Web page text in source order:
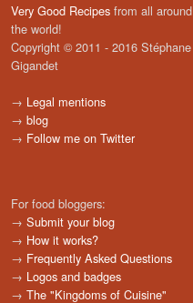
Very Good Recipes from all around
the world!
Copyright © 2011 - 2016 Stéphane
Gigandet
→ Legal mentions
→ blog
→ Follow me on Twitter
For food bloggers:
→ Submit your blog
→ How it works?
→ Frequently Asked Questions
→ Logos and badges
→ The "Kingdoms of Cuisine"